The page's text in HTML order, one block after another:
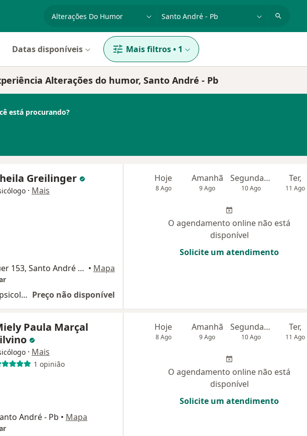
cidade ou região
Datas disponíveis Mais filtros• 1
Alterações do humor, Santo André - Pb
está procurando?
Greilinger
· Mais
Rua Senador Flaquer 153, Santo André - Pb • Mapa
Primeira consulta psicologia Preço não disponível
Hoje
8 Ago
Amanhã
9 Ago
Segunda-feira
10 Ago
Ter,
11 Ago
O agendamento online não está
disponível
Solicite um atendimento
Paula Marçal
· Mais
1 opinião
André - Pb • Mapa
Hoje
8 Ago
Amanhã
9 Ago
Segunda-feira
10 Ago
Ter,
11 Ago
O agendamento online não está
disponível
Solicite um atendimento